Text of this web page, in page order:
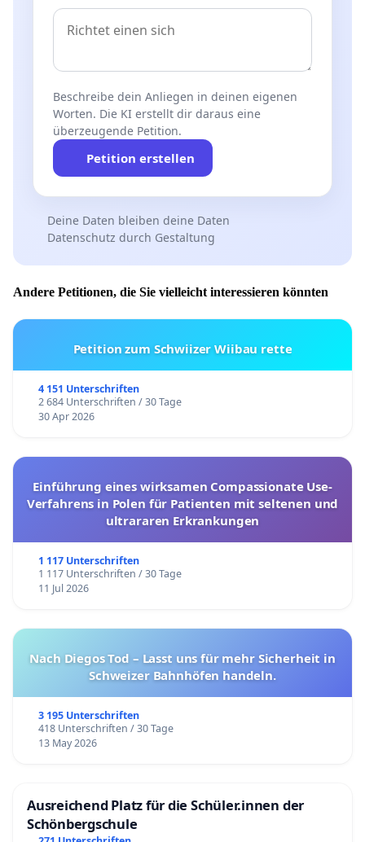
Beschreibe dein Anliegen in deinen eigenen
Worten. Die KI erstellt dir daraus eine
überzeugende Petition.
Petition erstellen
Deine Daten bleiben deine Daten
Datenschutz durch Gestaltung
Andere Petitionen, die Sie vielleicht interessieren könnten
Petition zum Schwiizer Wiibau rette
4 151 Unterschriften
2 684 Unterschriften / 30 Tage
30 Apr 2026
Einführung eines wirksamen Compassionate Use-
Verfahrens in Polen für Patienten mit seltenen und
ultrararen Erkrankungen
1 117 Unterschriften
1 117 Unterschriften / 30 Tage
11 Jul 2026
Nach Diegos Tod – Lasst uns für mehr Sicherheit in
Schweizer Bahnhöfen handeln.
3 195 Unterschriften
418 Unterschriften / 30 Tage
13 May 2026
Ausreichend Platz für die Schüler.innen der
Schönbergschule